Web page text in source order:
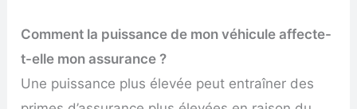
Comment la puissance de mon véhicule affecte-
t-elle mon assurance ?
Une puissance plus élevée peut entraîner des